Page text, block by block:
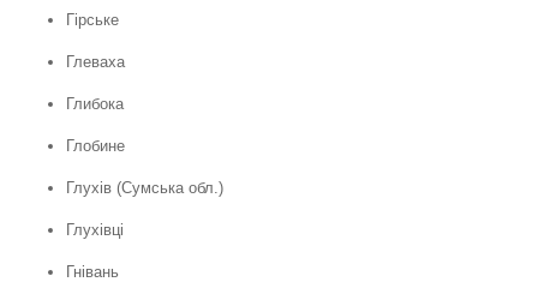
Гірське
Глеваха
Глибока
Глобине
Глухів (Сумська обл.)
Глухівці
Гнівань